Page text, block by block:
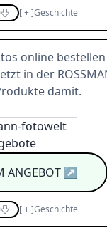
[+]Geschichte
online
in der
damit.
ANGEBOT↗
[+]Geschichte